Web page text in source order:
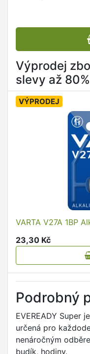
Výprodej
slevy až 80%
VÝPRODEJ
VARTA V27A 1BP
23,30 Kč
Podrobný
EVEREADY Super
určená pro
nenáročným
budík, hodiny.